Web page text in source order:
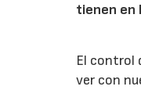
tienen en
El control
ver con